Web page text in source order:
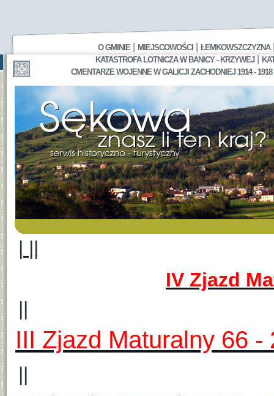
O GMINIE MIEJSCOWOŚCI ŁEMKOWSZCZYZNA
KATASTROFA LOTNICZA W BANICY - KRZYWEJ|
CMENTARZE WOJENNE W GALICJI ZACHODNIEJ 1914 - 1918
| ||
IV Zjazd
||
III Zjazd Maturalny 66 -
||